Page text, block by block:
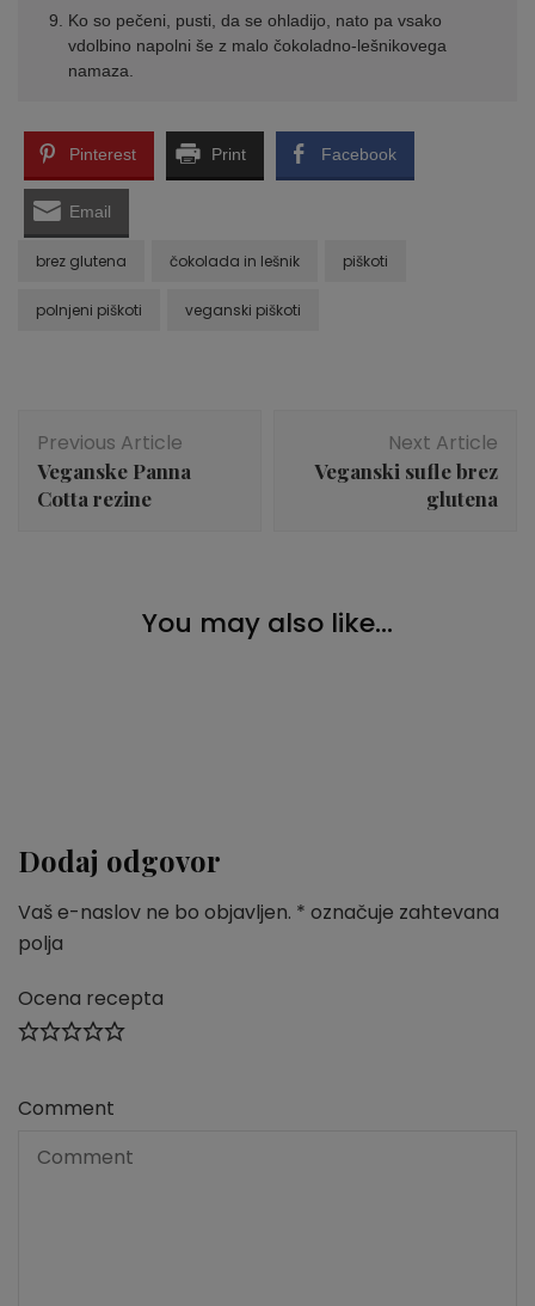
Ko so pečeni, pusti, da se ohladijo, nato pa vsako
vdolbino napolni še z malo čokoladno-lešnikovega
namaza.
Pinterest Print Facebook
Email
brez glutena čokolada in lešnik piškoti
polnjeni piškoti veganski piškoti
Post
Navigation
Previous Article
Veganske Panna
Cotta rezine
Next Article
Veganski sufle brez
glutena
You may also like...
Veganski limonini piškoti brez moke
Dodaj odgovor
Vaš e-naslov ne bo objavljen. * označuje zahtevana
polja
Ocena recepta
Comment